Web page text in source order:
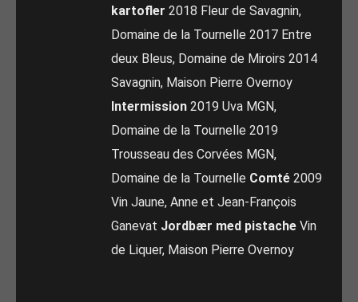
kartofler 2018 Fleur de Savagnin,
Domaine de la Tournelle 2017 Entre
deux Bleus, Domaine de Miroirs 2014
Savagnin, Maison Pierre Overnoy
Intermission 2019 Uva MGN,
Domaine de la Tournelle 2019
Trousseau des Corvées MGN,
Domaine de la Tournelle Comté 2009
Vin Jaune, Anne et Jean-François
Ganevat Jordbær med pistache Vin
de Liquer, Maison Pierre Overnoy